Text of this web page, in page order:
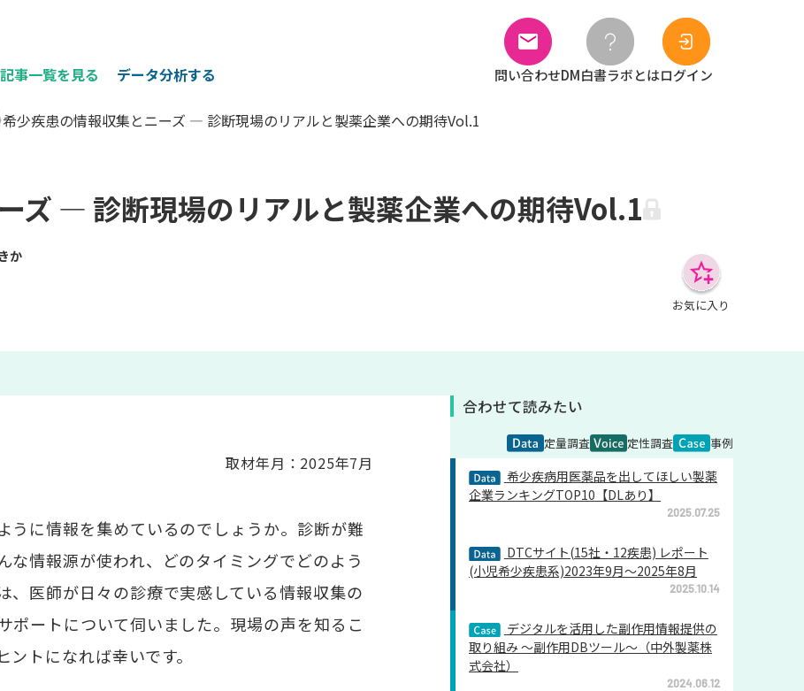
記事一覧を見る データ分析する 問い合わせDM白書ラボとはログイン
希少疾患の情報収集とニーズ ― 診断現場のリアルと製薬企業への期待Vol.1
ズ ― 診断現場のリアルと製薬企業への期待Vol.1
か
お気に入り
取材年月：2025年7月
うに情報を集めているのでしょうか。診断が難
な情報源が使われ、どのタイミングでどのよう
、医師が日々の診療で実感している情報収集の
ポートについて伺いました。現場の声を知るこ
トになれば幸いです。
合わせて読みたい
定量調査 定性調査 事例
希少疾病用医薬品を出してほしい製薬
企業ランキングTOP10【DLあり】
2025.07.25
DTCサイト(15社・12疾患) レポート
(小児希少疾患系)2023年9月～2025年8月
2025.10.14
デジタルを活用した副作用情報提供の
取り組み ～副作用DBツール～（中外製薬株
式会社）
2024.06.12